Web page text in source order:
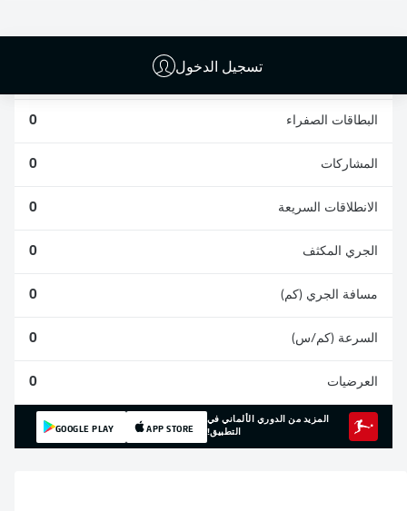
تسجيل الدخول
البطاقات الصفراء 0
المشاركات 0
الانطلاقات السريعة 0
الجري المكثف 0
مسافة الجري (كم) 0
السرعة (كم/س) 0
العرضيات 0
المزيد من الدوري الألماني في
التطبيق!
APP STORE
GOOGLE PLAY